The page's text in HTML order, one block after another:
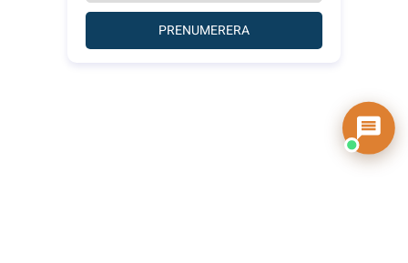
PRENUMERERA